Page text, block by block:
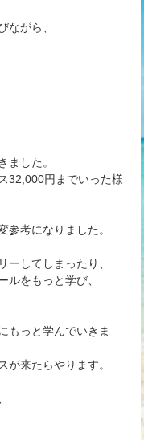
ながら、
ました。
32,000円までいった様
参考になりました。
ーしてしまったり、
ルをもっと学び、
もっと学んでいきま
が来たらやります。